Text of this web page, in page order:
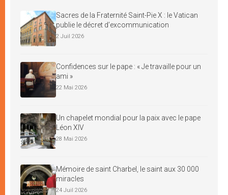
Sacres de la Fraternité Saint-Pie X : le Vatican
publie le décret d’excommunication
2 Juil 2026
Confidences sur le pape : « Je travaille pour un
ami »
22 Mai 2026
Un chapelet mondial pour la paix avec le pape
Léon XIV
28 Mai 2026
Mémoire de saint Charbel, le saint aux 30 000
miracles
24 Juil 2026